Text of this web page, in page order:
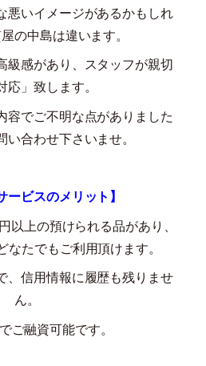
悪いイメージがあるかもしれ
の中島は違います。
級感があり、スタッフが親切
応」致します。
容でご不明な点がありました
い合わせ下さいませ。
ービスのメリット】
円以上の預けられる品があり、
なたでもご利用頂けます。
、信用情報に履歴も残りませ
ん。
ご融資可能です。